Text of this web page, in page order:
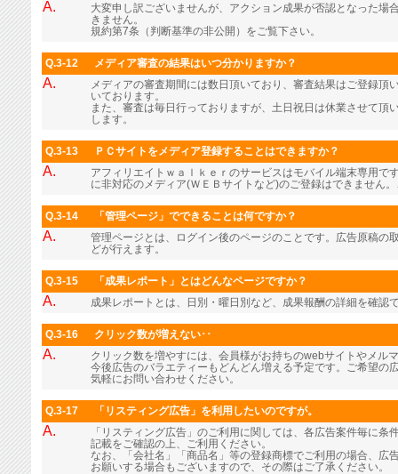
A.
大変申し訳ございませんが、アクション成果が否認となった場
きません。
規約第7条（判断基準の非公開）をご覧下さい。
Q.3-12 メディア審査の結果はいつ分かりますか？
A.
メディアの審査期間には数日頂いており、審査結果はご登録頂
いております。
また、審査は毎日行っておりますが、土日祝日は休業させて頂
します。
Q.3-13 ＰＣサイトをメディア登録することはできますか？
A.
アフィリエイトｗａｌｋｅｒのサービスはモバイル端末専用で
に非対応のメディア(ＷＥＢサイトなど)のご登録はできません
Q.3-14 「管理ページ」でできることは何ですか？
A.
管理ページとは、ログイン後のページのことです。広告原稿の
どが行えます。
Q.3-15 「成果レポート」とはどんなページですか？
A. 成果レポートとは、日別・曜日別など、成果報酬の詳細を確認
Q.3-16 クリック数が増えない･･
A.
クリック数を増やすには、会員様がお持ちのwebサイトやメル
今後広告のバラエティーもどんどん増える予定です。ご希望の
気軽にお問い合わせください。
Q.3-17 「リスティング広告」を利用したいのですが。
A.
「リスティング広告」のご利用に関しては、各広告案件毎に
記載をご確認の上、ご利用ください。
なお、「会社名」「商品名」等の登録商標でご利用の場合、広
お願いする場合もございますので、その際はご了承ください。